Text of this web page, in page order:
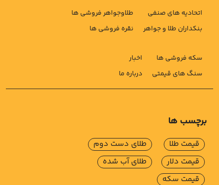
اتحادیه های صنفی
بنکداران طلا و جواهر
طلاوجواهر فروشی ها
نقره فروشی ها
سکه فروشی ها
سنگ های قیمتی
اخبار
درباره ما
برچسب ها
قیمت طلا
قیمت دلار
قیمت سکه
طلای دست دوم
طلای آب شده